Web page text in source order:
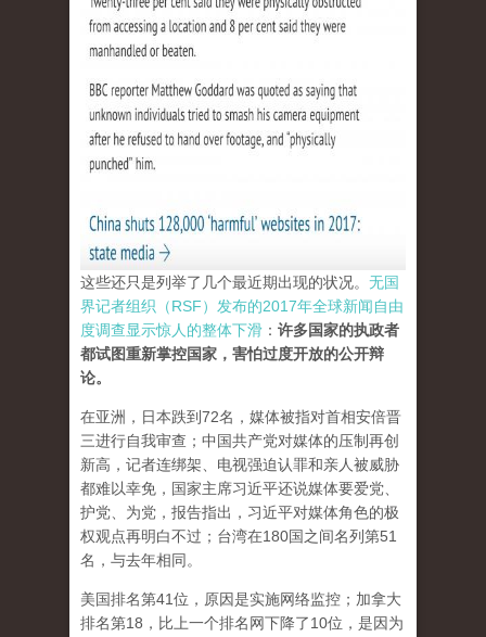
这些还只是列举了几个最近期出现的状况。 无国
界记者组织（RSF）发布的2017年全球新闻自由
度调查显示惊人的整体下滑 ： 许多国家的执政者
都试图重新掌控国家，害怕过度开放的公开辩
论。
在亚洲，日本跌到72名，媒体被指对首相安倍晋
三进行自我审查；中国共产党对媒体的压制再创
新高，记者连绑架、电视强迫认罪和亲人被威胁
都难以幸免，国家主席习近平还说媒体要爱党、
护党、为党，报告指出，习近平对媒体角色的极
权观点再明白不过；台湾在180国之间名列第51
名，与去年相同。
美国排名第41位，原因是实施网络监控；加拿大
排名第18，比上一个排名网下降了10位，是因为